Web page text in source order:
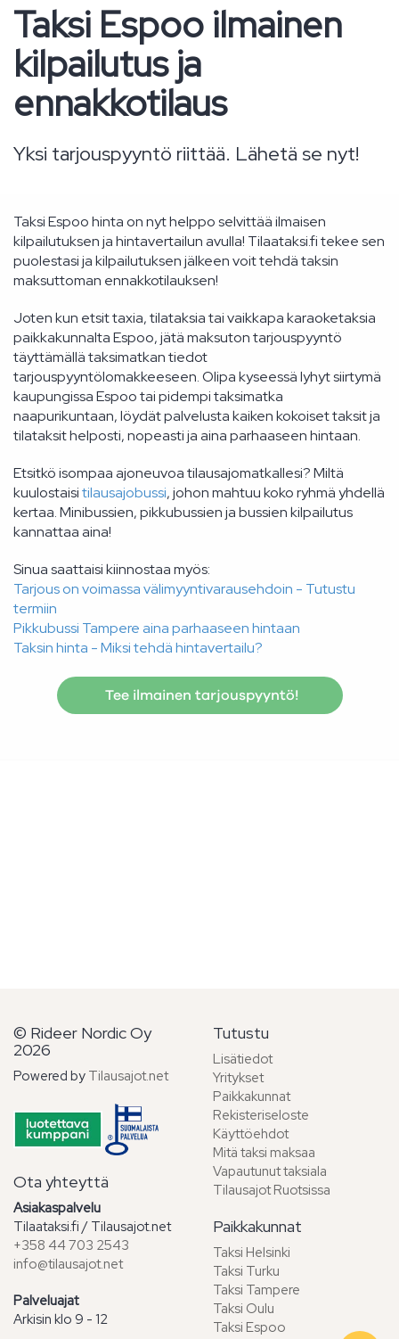
Taksi Espoo ilmainen
kilpailutus ja
ennakkotilaus
Yksi tarjouspyyntö riittää. Lähetä se nyt!
Taksi Espoo hinta on nyt helppo selvittää ilmaisen
kilpailutuksen ja hintavertailun avulla! Tilaataksi.fi tekee sen
puolestasi ja kilpailutuksen jälkeen voit tehdä taksin
maksuttoman ennakkotilauksen!
Joten kun etsit taxia, tilataksia tai vaikkapa karaoketaksia
paikkakunnalta Espoo, jätä maksuton tarjouspyyntö
täyttämällä taksimatkan tiedot
tarjouspyyntölomakkeeseen. Olipa kyseessä lyhyt siirtymä
kaupungissa Espoo tai pidempi taksimatka
naapurikuntaan, löydät palvelusta kaiken kokoiset taksit ja
tilataksit helposti, nopeasti ja aina parhaaseen hintaan.
Etsitkö isompaa ajoneuvoa tilausajomatkallesi? Miltä
kuulostaisitilausajobussi, johon mahtuu koko ryhmä yhdellä
kertaa. Minibussien, pikkubussien ja bussien kilpailutus
kannattaa aina!
Sinua saattaisi kiinnostaa myös:
Tarjous on voimassa välimyyntivarausehdoin - Tutustu
termiin
Pikkubussi Tampere aina parhaaseen hintaan
Taksin hinta - Miksi tehdä hintavertailu?
Tee ilmainen tarjouspyyntö!
© Rideer Nordic Oy
2026
Powered by Tilausajot.net
Ota yhteyttä
Asiakaspalvelu
Tilaataksi.fi / Tilausajot.net
+358 44 703 2543
info@tilausajot.net
Palveluajat
Arkisin klo 9 - 12
Tutustu
Lisätiedot
Yritykset
Paikkakunnat
Rekisteriseloste
Käyttöehdot
Mitä taksi maksaa
Vapautunut taksiala
Tilausajot Ruotsissa
Paikkakunnat
Taksi Helsinki
Taksi Turku
Taksi Tampere
Taksi Oulu
Taksi Espoo